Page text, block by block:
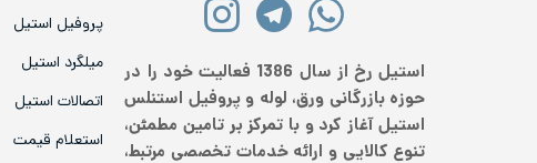
استیل رخ از سال 1386 فعالیت خود را در
حوزه بازرگانی ورق، لوله و پروفیل استنلس
استیل آغاز کرد و با تمرکز بر تامین مطمئن،
تنوع کالایی و ارائه خدمات تخصصی مرتبط،
پروفیل استیل
میلگرد استیل
اتصالات استیل
استعلام قیمت